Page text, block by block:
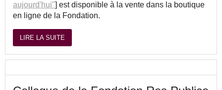
aujourd'hui"] est disponible à la vente dans la boutique
en ligne de la Fondation.
LIRE LA SUITE